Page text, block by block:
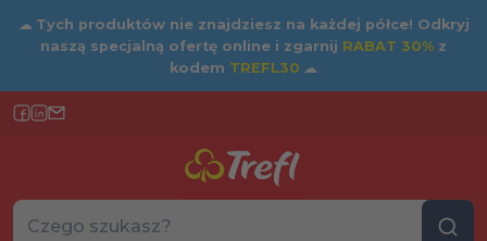
☁ Tych produktów nie znajdziesz na każdej półce! Odkryj
naszą specjalną ofertę online i zgarnij RABAT 30% z
kodem TREFL30 ☁
Szukaj w sklepie...
Wybierz kategorię